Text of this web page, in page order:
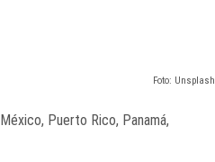
Foto: Unsplash
Puerto Rico, Panamá,